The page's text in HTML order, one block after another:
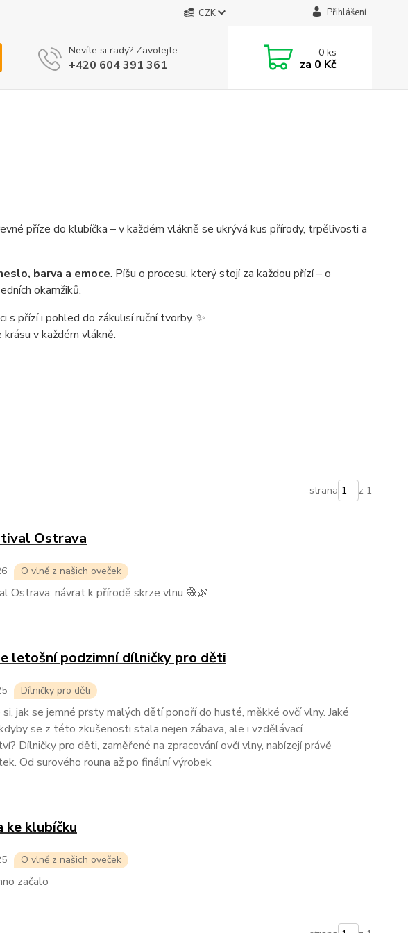
CZK Přihlášení
Nevíte si rady? Zavolejte.
+420 604 391 361
0ks
za 0 Kč
příze do klubíčka – v každém vlákně se ukrývá kus přírody, trpělivosti a
barva a emoce. Píšu o procesu, který stojí za každou přízí – o
okamžiků.
s přízí i pohled do zákulisí ruční tvorby. ✨
v každém vlákně.
strana z 1
Ostrava
O vlně z našich oveček
Ostrava: návrat k přírodě skrze vlnu 🧶🌿
letošní podzimní dílničky pro děti
Dílničky pro děti
jak se jemné prsty malých dětí ponoří do husté, měkké ovčí vlny. Jaké
se z této zkušenosti stala nejen zábava, ale i vzdělávací
Dílničky pro děti, zaměřené na zpracování ovčí vlny, nabízejí právě
Od surového rouna až po finální výrobek
ke klubíčku
O vlně z našich oveček
začalo